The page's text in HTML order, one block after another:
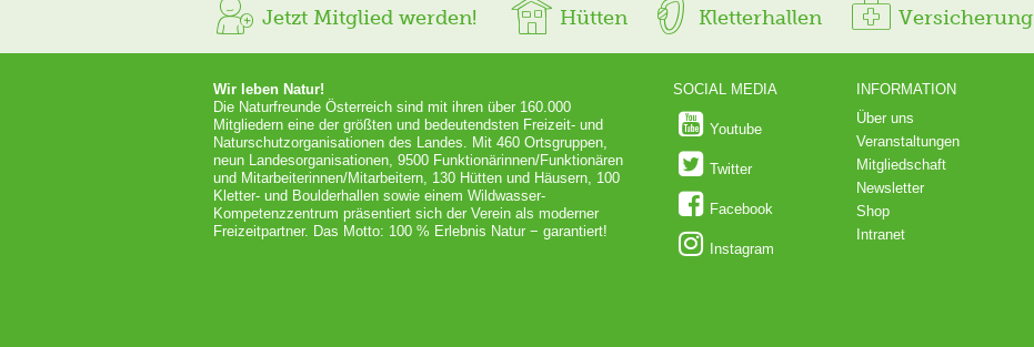
Jetzt Mitglied werden! Hütten Kletterhallen Versicherung
Wir leben Natur!
Die Naturfreunde Österreich sind mit ihren über 160.000
Mitgliedern eine der größten und bedeutendsten Freizeit- und
Naturschutzorganisationen des Landes. Mit 460 Ortsgruppen,
neun Landesorganisationen, 9500 Funktionärinnen/Funktionären
und Mitarbeiterinnen/Mitarbeitern, 130 Hütten und Häusern, 100
Kletter- und Boulderhallen sowie einem Wildwasser-
Kompetenzzentrum präsentiert sich der Verein als moderner
Freizeitpartner. Das Motto: 100 % Erlebnis Natur − garantiert!
SOCIAL MEDIA
Youtube
Twitter
Facebook
Instagram
INFORMATION
Über uns
Veranstaltungen
Mitgliedschaft
Newsletter
Shop
Intranet